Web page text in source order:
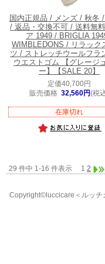
国内正規品 / メンズ / 秋冬
/ 返品・交換不可 / 送料無料
ア 1949 / BRIGLIA
WIMBLEDONS / リラック
ツ / ストレッチウールフラ
ウエストゴム 【グレージ
ー】【SALE 20】
定価40,700円
販売価格 32,560円(税
在庫切れ
29 件中 1-16 件表示 1 2
Copyright©luccicare ＜ルッチ